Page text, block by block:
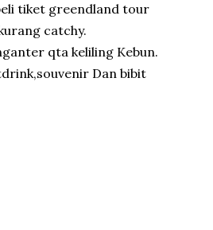
tiket greendland tour
catchy.
qta keliling Kebun.
Dan bibit